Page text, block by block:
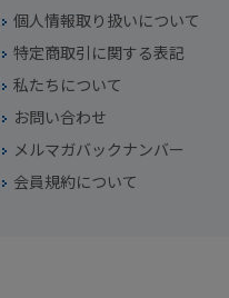
個人情報取り扱いについて
特定商取引に関する表記
私たちについて
お問い合わせ
メルマガバックナンバー
会員規約について